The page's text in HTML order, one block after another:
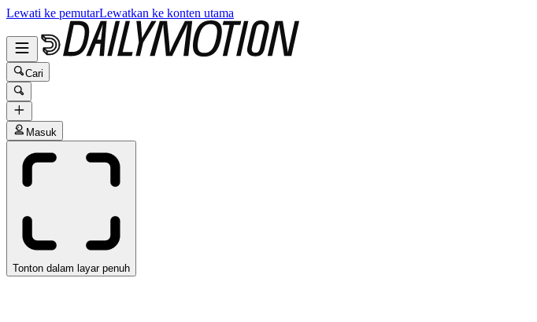
Lewati ke pemutarLewatkan ke konten utama
Cari
Masuk
Tonton dalam layar penuh